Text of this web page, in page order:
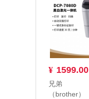
¥ 1599.00
兄弟
（brother）